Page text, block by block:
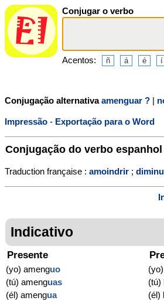
Conjugar o verbo
Acentos:
Conjugação alternativaamenguar ? |
Impressão - Exportação para o Word
Conjugação do verbo espanhol
Traduction française : amoindrir ;
Indicativo
Presente
(yo) amenguo
(tú) amenguas
(él) amengua
(tú)
(él)